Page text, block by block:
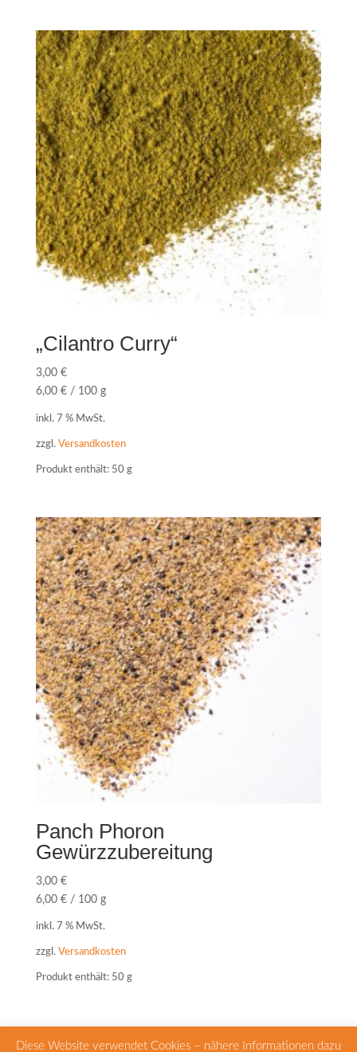
„Cilantro Curry“
3,00 €
6,00 €/ 100 g
inkl. 7 % MwSt.
zzgl. Versandkosten
Produkt enthält: 50 g
Panch Phoron
Gewürzzubereitung
3,00 €
6,00 €/ 100 g
inkl. 7 % MwSt.
zzgl. Versandkosten
Produkt enthält: 50 g
Diese Website verwendet Cookies – nähere Informationen dazu